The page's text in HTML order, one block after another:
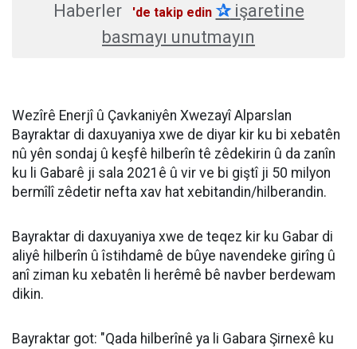
Haberler
'de takip edin ✰işaretine
basmayı unutmayın
Wezîrê Enerjî û Çavkaniyên Xwezayî Alparslan
Bayraktar di daxuyaniya xwe de diyar kir ku bi xebatên
nû yên sondaj û keşfê hilberîn tê zêdekirin û da zanîn
ku li Gabarê ji sala 2021ê û vir ve bi giştî ji 50 milyon
bermîlî zêdetir nefta xav hat xebitandin/hilberandin.
Bayraktar di daxuyaniya xwe de teqez kir ku Gabar di
aliyê hilberîn û îstihdamê de bûye navendeke girîng û
anî ziman ku xebatên li herêmê bê navber berdewam
dikin.
Bayraktar got: "Qada hilberînê ya li Gabara Şirnexê ku